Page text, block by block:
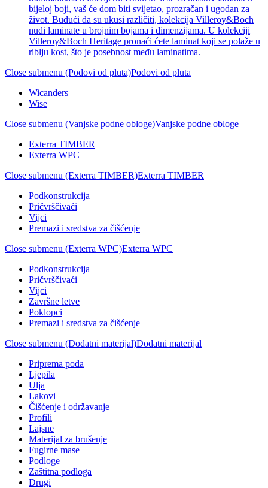
bijeloj boji, vaš će dom biti svijetao, prozračan i ugodan za
život. Budući da su ukusi različiti, kolekcija Villeroy&Boch
nudi laminate u brojnim bojama i dimenzijama. U kolekciji
Villeroy&Boch Heritage pronaći ćete laminat koji se polaže u
riblju kost, što je posebnost među laminatima.
Close submenu (Podovi od pluta)Podovi od pluta
Wicanders
Wise
Close submenu (Vanjske podne obloge)Vanjske podne obloge
Exterra TIMBER
Exterra WPC
Close submenu (Exterra TIMBER)Exterra TIMBER
Podkonstrukcija
Pričvrščivaći
Vijci
Premazi i sredstva za čišćenje
Close submenu (Exterra WPC)Exterra WPC
Podkonstrukcija
Pričvrščivaći
Vijci
Završne letve
Poklopci
Premazi i sredstva za čišćenje
Close submenu (Dodatni materijal)Dodatni materijal
Priprema poda
Ljepila
Ulja
Lakovi
Čišćenje i održavanje
Profili
Lajsne
Materijal za brušenje
Fugirne mase
Podloge
Zaštitna podloga
Drugi